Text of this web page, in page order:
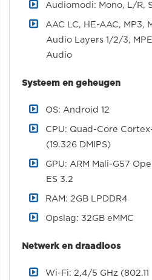
Audiomodi: Mono, L/R,
AAC LC, HE-AAC, MP3,
Audio Layers 1/2/3,
Audio
Systeem en geheugen
OS: Android 12
CPU: Quad-Core
(19.326 DMIPS)
GPU: ARM Mali-G57
ES 3.2
RAM: 2GB LPDDR4
Opslag: 32GB eMMC
Netwerk en draadloos
Wi-Fi: 2,4/5 GHz (802.11